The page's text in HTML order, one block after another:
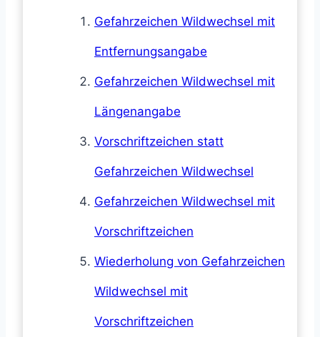
Gefahrzeichen Wildwechsel mit
Entfernungsangabe
Gefahrzeichen Wildwechsel mit
Längenangabe
Vorschriftzeichen statt
Gefahrzeichen Wildwechsel
Gefahrzeichen Wildwechsel mit
Vorschriftzeichen
Wiederholung von Gefahrzeichen
Wildwechsel mit
Vorschriftzeichen